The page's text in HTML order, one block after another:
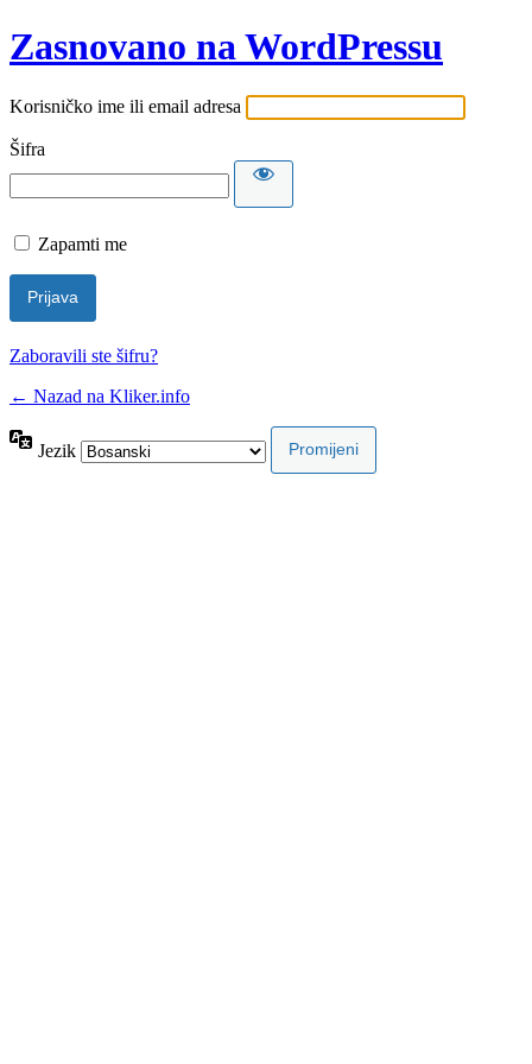
Zasnovano na WordPressu
Korisničko ime ili email adresa
Šifra
Zapamti me
Zaboravili ste šifru?
← Nazad na Kliker.info
Jezik